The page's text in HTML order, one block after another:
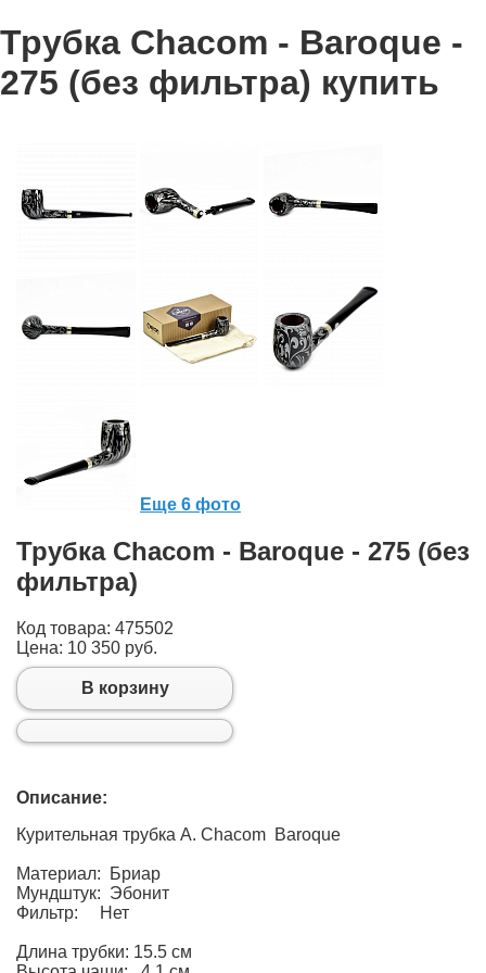
Трубка Chacom - Baroque -
275 (без фильтра) купить
Еще 6 фото
Трубка Chacom - Baroque - 275 (без
фильтра)
Код товара: 475502
Цена: 10 350 руб.
В корзину
Описание:
Курительная трубка A. Chacom Baroque
Материал: Бриар
Мундштук: Эбонит
Фильтр: Нет
Длина трубки: 15.5 см